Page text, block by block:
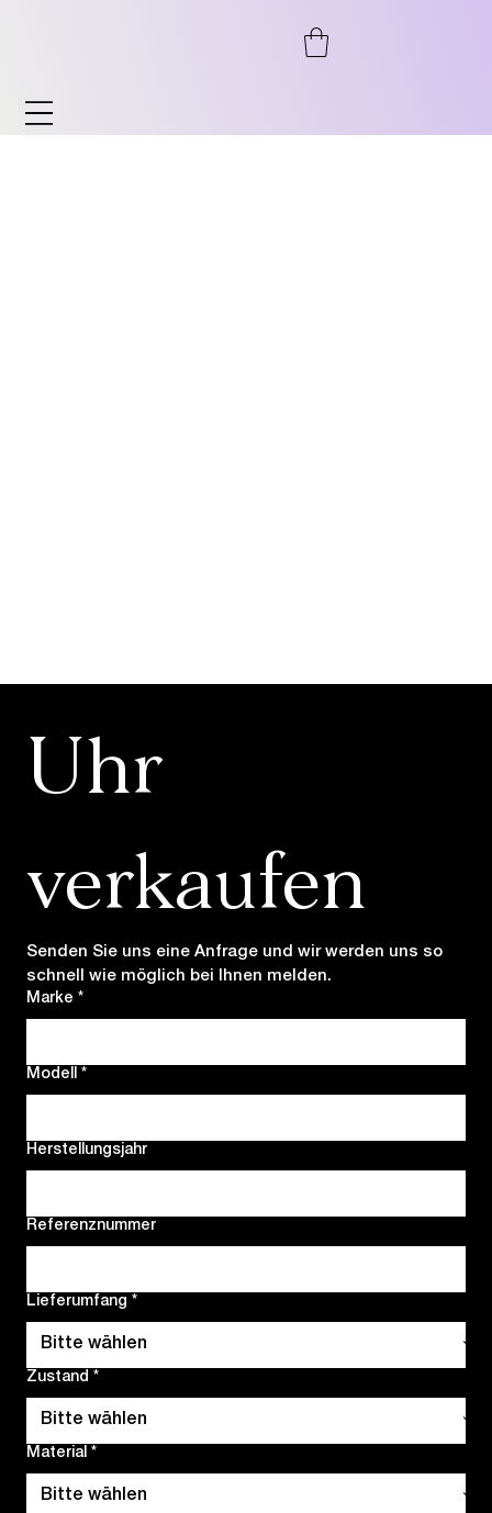
Uhr
verkaufen
Senden Sie uns eine Anfrage und wir werden uns so
schnell wie möglich bei Ihnen melden.
Marke *
Modell *
Herstellungsjahr
Referenznummer
Lieferumfang *
Zustand *
Material *